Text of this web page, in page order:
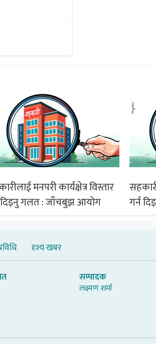
मनपरी कार्यक्षेत्र विस्तार
दिइनु गलत : जाँचबुझ आयोग
गर्न
दृश्य खबर
सम्पादक
लक्ष्मण शर्मा